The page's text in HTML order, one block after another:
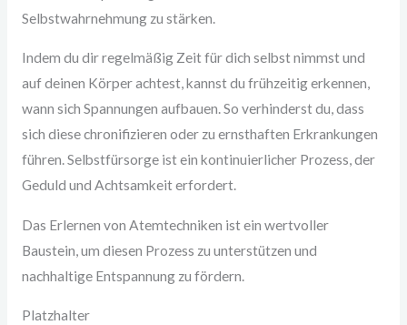
Selbstwahrnehmung zu stärken.
Indem du dir regelmäßig Zeit für dich selbst nimmst und
auf deinen Körper achtest, kannst du frühzeitig erkennen,
wann sich Spannungen aufbauen. So verhinderst du, dass
sich diese chronifizieren oder zu ernsthaften Erkrankungen
führen. Selbstfürsorge ist ein kontinuierlicher Prozess, der
Geduld und Achtsamkeit erfordert.
Das Erlernen von Atemtechniken ist ein wertvoller
Baustein, um diesen Prozess zu unterstützen und
nachhaltige Entspannung zu fördern.
Platzhalter